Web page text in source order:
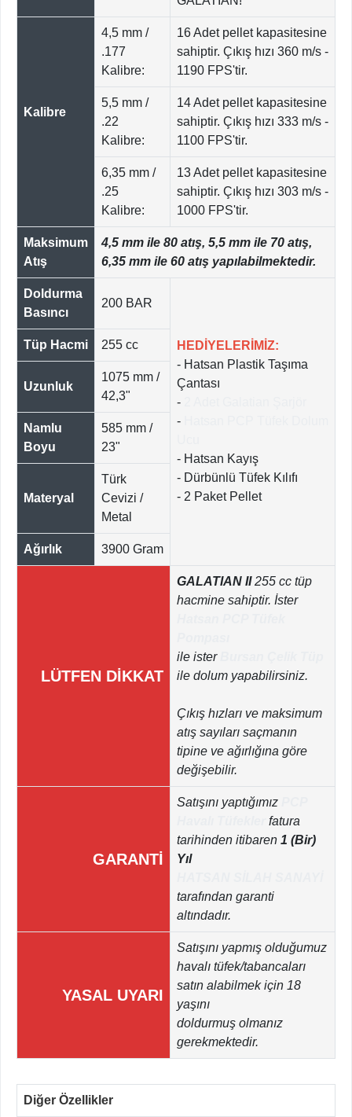
Kalibre
4,5 mm /
.177
Kalibre:
16 Adet pellet kapasitesine
sahiptir. Çıkış hızı 360 m/s -
1190 FPS'tir.
5,5 mm /
.22
Kalibre:
14 Adet pellet kapasitesine
sahiptir. Çıkış hızı 333 m/s -
1100 FPS'tir.
6,35 mm /
.25
Kalibre:
13 Adet pellet kapasitesine
sahiptir. Çıkış hızı 303 m/s -
1000 FPS'tir.
Maksimum
Atış
4,5 mm ile 80 atış, 5,5 mm ile 70 atış,
6,35 mm ile 60 atış yapılabilmektedir.
Doldurma
Basıncı
200 BAR
HEDİYELERİMİZ:
- Hatsan Plastik Taşıma
Çantası
-
-
- Hatsan Kayış
- Dürbünlü Tüfek Kılıfı
- 2 Paket Pellet
Tüp Hacmi 255 cc
Uzunluk
1075 mm /
42,3"
Namlu
Boyu
585 mm /
23"
Materyal
Türk
Cevizi /
Metal
Ağırlık 3900 Gram
LÜTFEN DİKKAT
GALATIAN II255 cc tüp
hacmine sahiptir. İster
ile ister
ile dolum yapabilirsiniz.
Çıkış hızları ve maksimum
atış sayıları saçmanın
tipine ve ağırlığına göre
değişebilir.
GARANTİ
Satışını yaptığımız
fatura
tarihinden itibaren 1 (Bir)
Yıl
tarafından garanti
altındadır.
YASAL UYARI
Satışını yapmış olduğumuz
havalı tüfek/tabancaları
satın alabilmek için 18
yaşını
doldurmuş olmanız
gerekmektedir.
Diğer Özellikler